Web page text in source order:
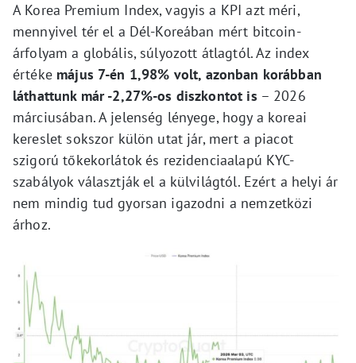
A Korea Premium Index, vagyis a KPI azt méri,
mennyivel tér el a Dél-Koreában mért bitcoin-
árfolyam a globális, súlyozott átlagtól. Az index
értéke május 7-én 1,98% volt, azonban korábban
láthattunk már -2,27%-os diszkontot is – 2026
márciusában. A jelenség lényege, hogy a koreai
kereslet sokszor külön utat jár, mert a piacot
szigorú tőkekorlátok és rezidenciaalapú KYC-
szabályok választják el a külvilágtól. Ezért a helyi ár
nem mindig tud gyorsan igazodni a nemzetközi
árhoz.